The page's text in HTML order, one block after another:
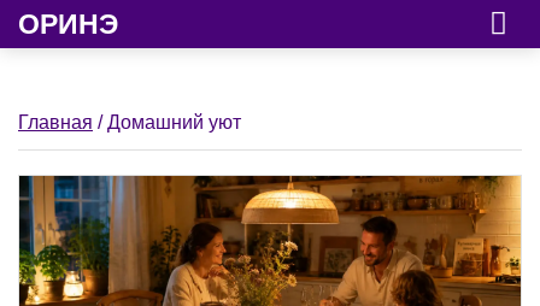
ОРИНЭ
Главная / Домашний уют